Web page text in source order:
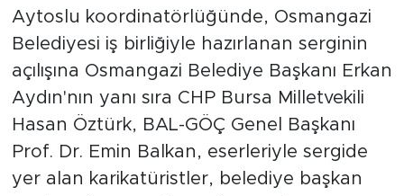
Aytoslu koordinatörlüğünde, Osmangazi
Belediyesi iş birliğiyle hazırlanan serginin
açılışına Osmangazi Belediye Başkanı Erkan
Aydın'nın yanı sıra CHP Bursa Milletvekili
Hasan Öztürk, BAL-GÖÇ Genel Başkanı
Prof. Dr. Emin Balkan, eserleriyle sergide
yer alan karikatüristler, belediye başkan